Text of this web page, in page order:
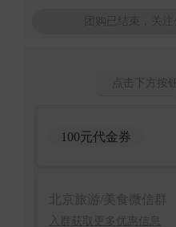
团购已结束，关
点击下方按
100元代金券
北京旅游/美食微信群
入群获取更多优惠信息